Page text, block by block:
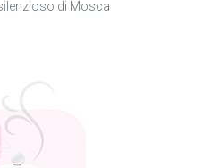
di Mosca